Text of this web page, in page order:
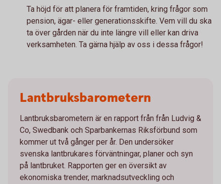
Ta höjd för att planera för framtiden, kring frågor som
pension, ägar- eller generationsskifte. Vem vill du ska
ta över gården när du inte längre vill eller kan driva
verksamheten. Ta gärna hjälp av oss i dessa frågor!
Lantbruksbarometern
Lantbruksbarometern är en rapport från från Ludvig &
Co, Swedbank och Sparbankernas Riksförbund som
kommer ut två gånger per år. Den undersöker
svenska lantbrukares förväntningar, planer och syn
på lantbruket. Rapporten ger en översikt av
ekonomiska trender, marknadsutveckling och